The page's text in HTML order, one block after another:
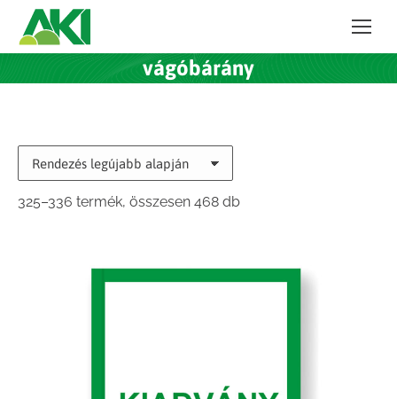
vágóbárány
325–336 termék, összesen 468 dbSorted